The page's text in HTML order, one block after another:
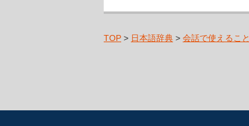
TOP > 日本語辞典 > 会話で使えるこ